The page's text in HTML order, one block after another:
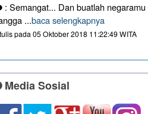
: Semangat... Dan buatlah negaramu
...baca selengkapnya
pada 05 Oktober 2018 11:22:49 WITA
Media Sosial